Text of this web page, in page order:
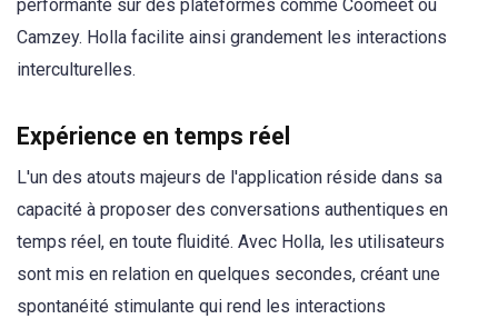
performante sur des plateformes comme Coomeet ou
Camzey. Holla facilite ainsi grandement les interactions
interculturelles.
Expérience en temps réel
L'un des atouts majeurs de l'application réside dans sa
capacité à proposer des conversations authentiques en
temps réel, en toute fluidité. Avec Holla, les utilisateurs
sont mis en relation en quelques secondes, créant une
spontanéité stimulante qui rend les interactions